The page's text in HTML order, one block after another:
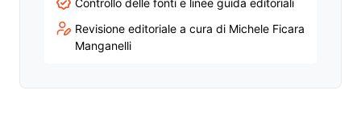
Revisione editoriale a cura di Michele Ficara
Manganelli